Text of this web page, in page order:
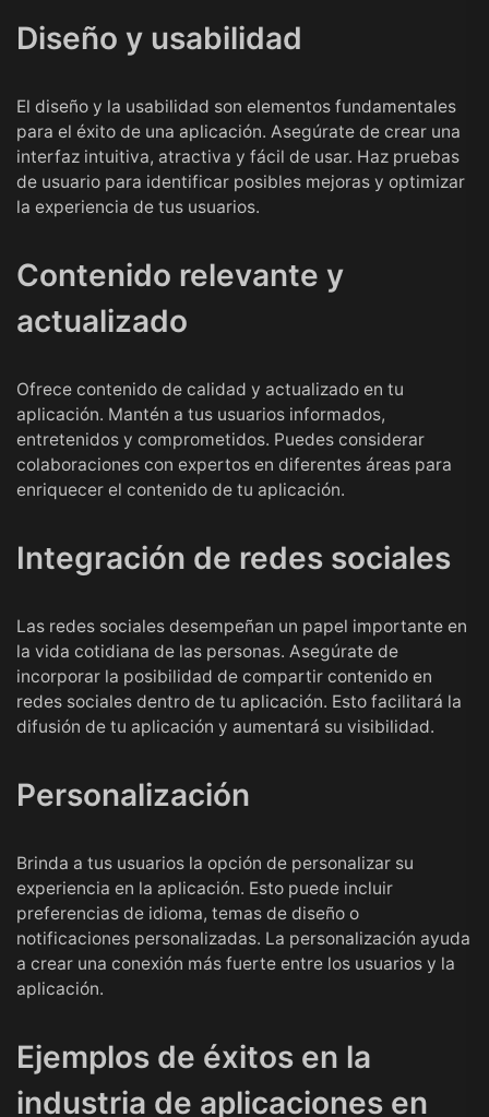
Diseño y usabilidad
El diseño y la usabilidad son elementos fundamentales
para el éxito de una aplicación. Asegúrate de crear una
interfaz intuitiva, atractiva y fácil de usar. Haz pruebas
de usuario para identificar posibles mejoras y optimizar
la experiencia de tus usuarios.
Contenido relevante y
actualizado
Ofrece contenido de calidad y actualizado en tu
aplicación. Mantén a tus usuarios informados,
entretenidos y comprometidos. Puedes considerar
colaboraciones con expertos en diferentes áreas para
enriquecer el contenido de tu aplicación.
Integración de redes sociales
Las redes sociales desempeñan un papel importante en
la vida cotidiana de las personas. Asegúrate de
incorporar la posibilidad de compartir contenido en
redes sociales dentro de tu aplicación. Esto facilitará la
difusión de tu aplicación y aumentará su visibilidad.
Personalización
Brinda a tus usuarios la opción de personalizar su
experiencia en la aplicación. Esto puede incluir
preferencias de idioma, temas de diseño o
notificaciones personalizadas. La personalización ayuda
a crear una conexión más fuerte entre los usuarios y la
aplicación.
Ejemplos de éxitos en la
industria de aplicaciones en